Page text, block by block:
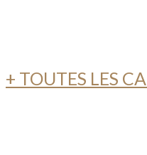
+ TOUTES LES